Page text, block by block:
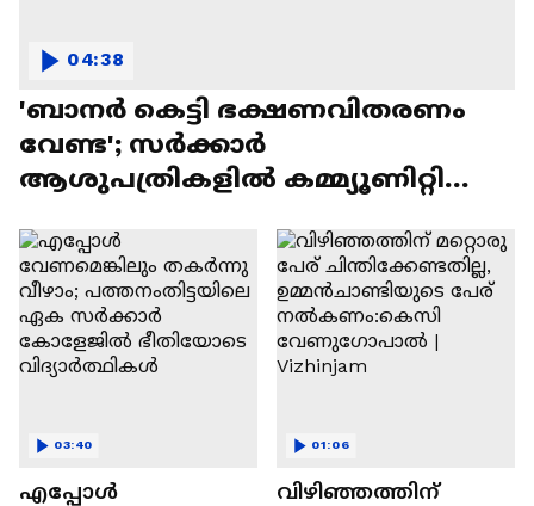
'ബാനർ കെട്ടി ഭക്ഷണവിതരണം
വേണ്ട'; സർക്കാർ
ആശുപത്രികളിൽ കമ്മ്യൂണിറ്റി
04:38
എപ്പോൾ
03:40
വിഴിഞ്ഞത്തിന്
01:06